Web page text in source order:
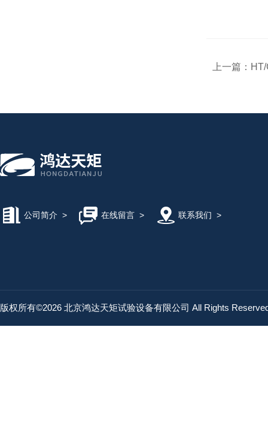
上一篇：
公司简介 > 在线留言> 联系我们 >
版权所有©2026 北京鸿达天矩试验设备有限公司 All Rights